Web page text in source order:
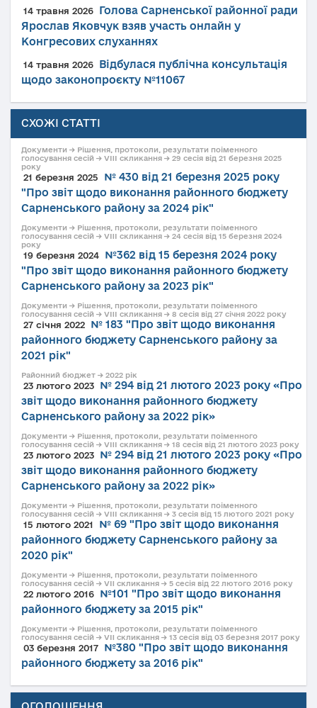
14 травня 2026
Голова Сарненської районної ради
Ярослав Яковчук взяв участь онлайн у
Конгресових слуханнях
14 травня 2026
Відбулася публічна консультація
щодо законопроєкту №11067
СХОЖІ СТАТТІ
Документи → Рішення, протоколи, результати поіменного
голосування сесій → VIII скликання → 29 сесія від 21 березня 2025
року
21 березня 2025
№ 430 від 21 березня 2025 року
"Про звіт щодо виконання районного бюджету
Сарненського району за 2024 рік"
Документи → Рішення, протоколи, результати поіменного
голосування сесій → VIII скликання → 24 сесія від 15 березня 2024
року
19 березня 2024
№362 від 15 березня 2024 року
"Про звіт щодо виконання районного бюджету
Сарненського району за 2023 рік"
Документи → Рішення, протоколи, результати поіменного
голосування сесій → VIII скликання → 8 сесія від 27 січня 2022 року
27 січня 2022
№ 183 "Про звіт щодо виконання
районного бюджету Сарненського району за
2021 рік"
Районний бюджет → 2022 рік
23 лютого 2023
№ 294 від 21 лютого 2023 року «Про
звіт щодо виконання районного бюджету
Сарненського району за 2022 рік»
Документи → Рішення, протоколи, результати поіменного
голосування сесій → VIII скликання → 18 сесія від 21 лютого 2023 року
23 лютого 2023
№ 294 від 21 лютого 2023 року «Про
звіт щодо виконання районного бюджету
Сарненського району за 2022 рік»
Документи → Рішення, протоколи, результати поіменного
голосування сесій → VIII скликання → 3 сесія від 15 лютого 2021 року
15 лютого 2021
№ 69 "Про звіт щодо виконання
районного бюджету Сарненського району за
2020 рік"
Документи → Рішення, протоколи, результати поіменного
голосування сесій → VII скликання → 5 сесія від 22 лютого 2016 року
22 лютого 2016
№101 "Про звіт щодо виконання
районного бюджету за 2015 рік"
Документи → Рішення, протоколи, результати поіменного
голосування сесій → VII скликання → 13 сесія від 03 березня 2017 року
03 березня 2017
№380 "Про звіт щодо виконання
районного бюджету за 2016 рік"